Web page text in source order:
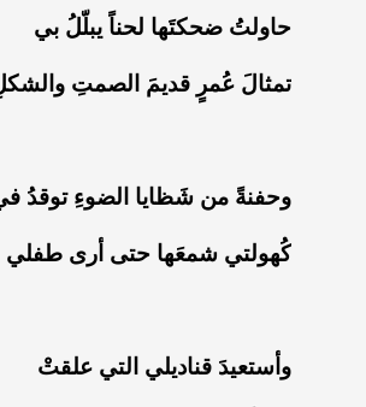
‏حاولتُ ضحكتَها لحناً يبلّلُ بي
‏تمثالَ عُمرٍ قديمَ الصمتِ
‏وحفنةً من شَظايا الضوءِ توقدُ
‏كُهولتي شمعَها حتى أرى طفلي
‏وأستعيدَ قناديلي التي علقتْ